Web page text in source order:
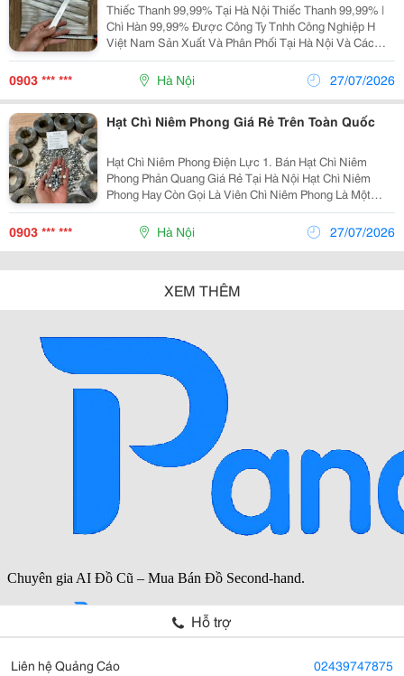
Thiếc Thanh 99,99% Tại Hà Nội Thiếc Thanh 99,99% |
Chì Hàn 99,99% Được Công Ty Tnhh Công Nghiệp H
Việt Nam Sản Xuất Và Phân Phối Tại Hà Nội Và Các
Tỉnh Thành Trên Toàn Quốc. Sản Phẩm Đạt Chất Lượng
Cao, Uy Tín. 1. Ứng Dụng Của Thiếc Thanh 99,99%:...
0903 *** *** Hà Nội 27/07/2026
Hạt Chì Niêm Phong Giá Rẻ Trên Toàn Quốc
Hạt Chì Niêm Phong Điện Lực 1. Bán Hạt Chì Niêm
Phong Phản Quang Giá Rẻ Tại Hà Nội Hạt Chì Niêm
Phong Hay Còn Gọi Là Viên Chì Niêm Phong Là Một
Trong Các Sản Phẩm Được Công Ty Tnhh Công Nghiệp
H Việt Nam Sản Xuất Từ Chì Nguyên Chất . Công Ty...
0903 *** *** Hà Nội 27/07/2026
XEM THÊM
Hỗ trợ
Liên hệ Quảng Cáo 02439747875